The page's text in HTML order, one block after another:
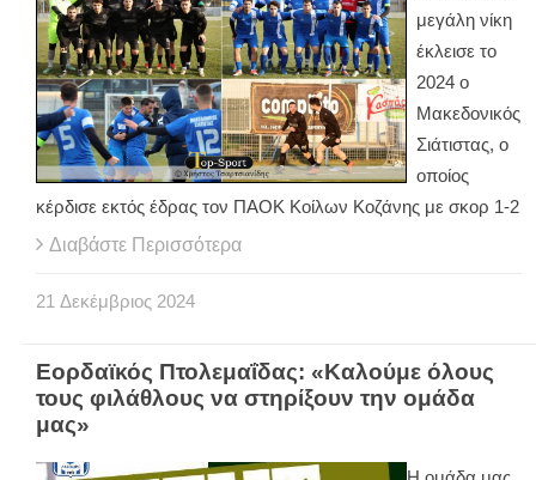
μεγάλη νίκη
έκλεισε το
2024 ο
Μακεδονικός
Σιάτιστας, ο
οποίος
κέρδισε εκτός έδρας τον ΠΑΟΚ Κοίλων Κοζάνης με σκορ 1-2
Διαβάστε Περισσότερα
21 Δεκέμβριος 2024
Εορδαϊκός Πτολεμαΐδας: «Καλούμε όλους
τους φιλάθλους να στηρίξουν την ομάδα
μας»